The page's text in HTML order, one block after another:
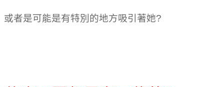
或者是可能是有特別的地方吸引著她?